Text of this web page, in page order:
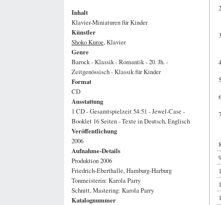
Inhalt
Klavier-Miniaturen für Kinder
Künstler
Shoko Kuroe, Klavier
Genre
Barock - Klassik - Romantik - 20. Jh. -
Zeitgenössisch - Klassik für Kinder
Format
CD
Ausstattung
1 CD - Gesamtspielzeit 54:51 - Jewel-Case -
Booklet 16 Seiten - Texte in Deutsch, Englisch
Veröffentlichung
2006
Aufnahme-Details
Produktion 2006
Friedrich-Eberthalle, Hamburg-Harburg
Tonmeisterin: Karola Parry
Schnitt, Mastering: Karola Parry
Katalognummer
2
3
4
5
6
7
8
9